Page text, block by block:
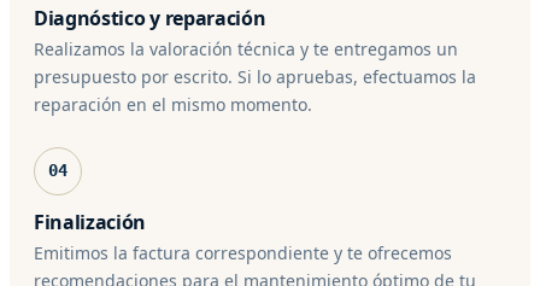
Diagnóstico y reparación
Realizamos la valoración técnica y te entregamos un
presupuesto por escrito. Si lo apruebas, efectuamos la
reparación en el mismo momento.
04
Finalización
Emitimos la factura correspondiente y te ofrecemos
recomendaciones para el mantenimiento óptimo de tu